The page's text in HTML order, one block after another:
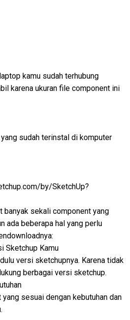
kamu sudah terhubung
karena ukuran file component ini
sudah terinstal di komputer
by/SketchUp?
banyak sekali component yang
ada beberapa hal yang perlu
Sketchup Kamu
versi sketchupnya. Karena tidak
berbagai versi sketchup.
sesuai dengan kebutuhan dan